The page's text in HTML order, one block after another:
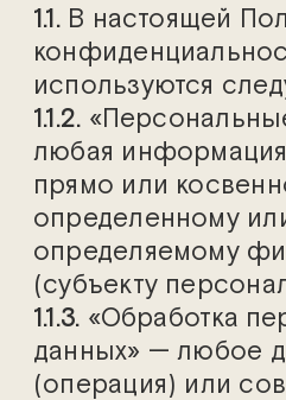
1.1.В настоящей
используются
1.1.2.
любая
прямо или
определенному
определяемому
(субъекту
1.1.3. «Обработка
данных» — любое
(операция) или